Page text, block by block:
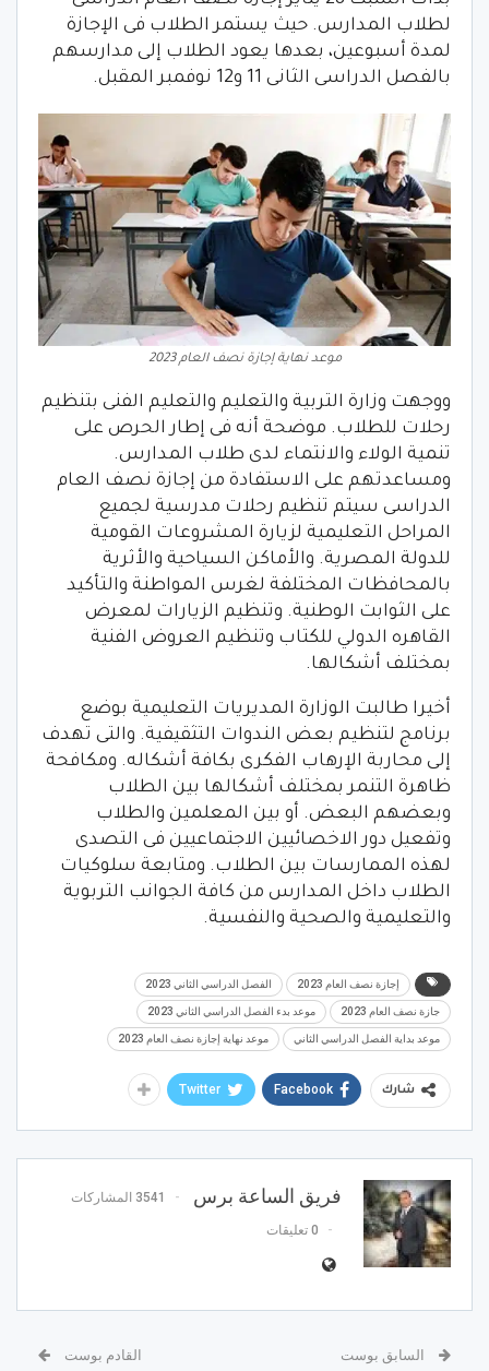
لطلاب المدارس. حيث يستمر الطلاب فى الإجازة
لمدة أسبوعين، بعدها يعود الطلاب إلى مدارسهم
بالفصل الدراسى الثانى 11 و12 نوفمبر المقبل.
موعد نهاية إجازة نصف العام 2023
ووجهت وزارة التربية والتعليم والتعليم الفنى بتنظيم
رحلات للطلاب. موضحة أنه فى إطار الحرص على
تنمية الولاء والانتماء لدى طلاب المدارس.
ومساعدتهم على الاستفادة من إجازة نصف العام
الدراسى سيتم تنظيم رحلات مدرسية لجميع
المراحل التعليمية لزيارة المشروعات القومية
للدولة المصرية. والأماكن السياحية والأثرية
بالمحافظات المختلفة لغرس المواطنة والتأكيد
على الثوابت الوطنية. وتنظيم الزيارات لمعرض
القاهره الدولي للكتاب وتنظيم العروض الفنية
بمختلف أشكالها.
أخيرا طالبت الوزارة المديريات التعليمية بوضع
برنامج لتنظيم بعض الندوات التثقيفية. والتى تهدف
إلى محاربة الإرهاب الفكرى بكافة أشكاله. ومكافحة
ظاهرة التنمر بمختلف أشكالها بين الطلاب
وبعضهم البعض. أو بين المعلمين والطلاب
وتفعيل دور الاخصائيين الاجتماعيين فى التصدى
لهذه الممارسات بين الطلاب. ومتابعة سلوكيات
الطلاب داخل المدارس من كافة الجوانب التربوية
والتعليمية والصحية والنفسية.
إجازة نصف العام 2023 الفصل الدراسي الثاني 2023
جازة نصف العام 2023 موعد بدء الفصل الدراسي الثاني 2023
موعد بداية الفصل الدراسي الثاني موعد نهاية إجازة نصف العام 2023
شارك Facebook
Twitter
فريق الساعة برس 3541 المشاركات
0 تعليقات
السابق بوست القادم بوست